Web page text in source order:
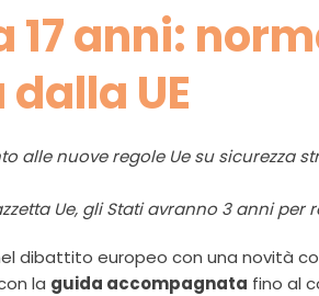
17 anni:
UE
alle nuove regole Ue su sicurezza
Ue, gli Stati avranno 3 anni per
dibattito europeo con una novità
la guida accompagnata fino al